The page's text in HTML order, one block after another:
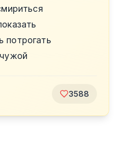
потрогать
3588